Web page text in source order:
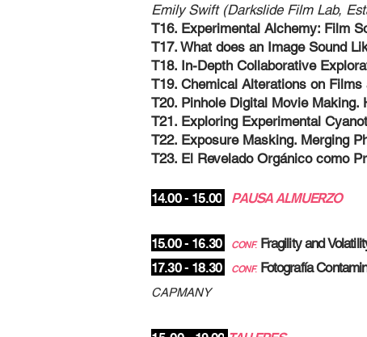
Emily Swift (Darkslide Film Lab,
T16. Experimental Alchemy: Film
T17. What does an Image Sound
T18. In-Depth Collaborative
T19. Chemical Alterations on
T20. Pinhole Digital Movie
T21. Exploring Experimental
T22. Exposure Masking. Merging
T23. El Revelado Orgánico como
14.00 - 15.00 PAUSA ALMUERZO
15.00 - 16.30 CONF. Fragility and
17.30 - 18.30 CONF. Fotografía
CAPMANY